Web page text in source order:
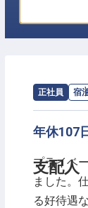
正社員 宿
支配人
求人情報：
年休107
プライベ
ました。
る好待遇